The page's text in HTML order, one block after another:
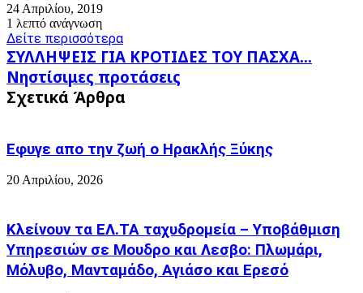
24 Απριλίου, 2019
1 λεπτό ανάγνωση
Δείτε περισσότερα
ΣΥΛΛΗΨΕΙΣ
ΓΙΑ
ΚΡΟΤΙΔΕΣ
ΤΟΥ
ΣΥΛΛΗΨΕΙΣ ΓΙΑ ΚΡΟΤΙΔΕΣ ΤΟΥ ΠΑΣΧΑ...
Νηστίσιμες
προτάσεις
Νηστίσιμες προτάσεις
Σχετικά Άρθρα
Εφυγε απο την ζωή o Ηρακλής Ξύκης
20 Απριλίου, 2026
Κλείνουν τα ΕΛ.ΤΑ ταχυδρομεία – Υποβάθμιση
Υπηρεσιών σε Μουδρο και Λεσβο: Πλωμάρι,
Μόλυβο, Μανταμάδο, Αγιάσο και Ερεσό